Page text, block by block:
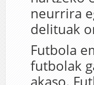
neurrira
delituak
Futbola
futbolak